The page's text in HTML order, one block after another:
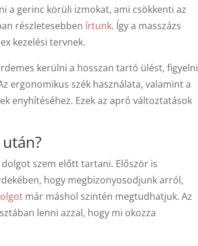
a gerinc körüli izmokat, ami csökkenti az
részletesebben írtunk. Így a masszázs
kezelési tervnek.
kerülni a hosszan tartó ülést, figyelni
ergonomikus szék használata, valamint a
enyhítéséhez. Ezek az apró változtatások
szem előtt tartani. Először is
hogy megbizonyosodjunk arról,
már máshol szintén megtudhatjuk. Az
lenni azzal, hogy mi okozza